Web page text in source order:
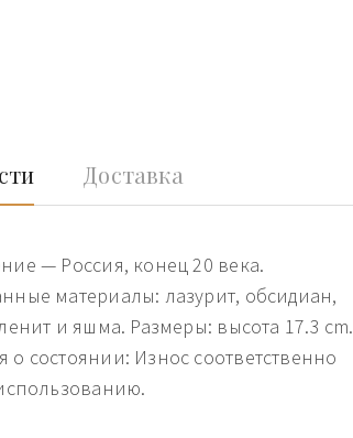
Доставка
— Россия, конец 20 века.
материалы: лазурит, обсидиан,
и яшма. Размеры: высота 17.3 cm.
о состоянии: Износ соответственно